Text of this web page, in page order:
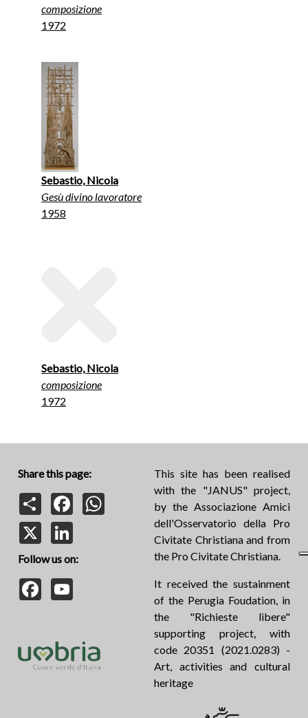
composizione
1972
Sebastio, Nicola
Gesù divino lavoratore
1958
Sebastio, Nicola
composizione
1972
Share this page:
Share
Facebook
Follow us on:
Facebook
This site has been realised
with the "JANUS" project,
by the Associazione Amici
dell'Osservatorio della Pro
Civitate Christiana and from
the Pro Civitate Christiana.
It received the sustainment
of the Perugia Foudation, in
the "Richieste libere"
supporting project, with
code 20351 (2021.0283) -
Art, activities and cultural
heritage